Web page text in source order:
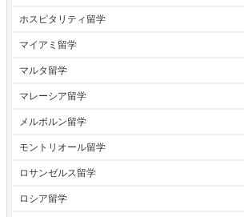
ホスピタリティ留学
マイアミ留学
マルタ留学
マレーシア留学
メルボルン留学
モントリオール留学
ロサンゼルス留学
ロシア留学